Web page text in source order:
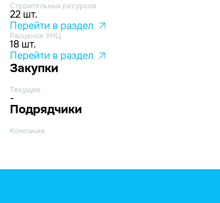
Строительных ресурсов
22 шт.
Перейти в раздел
Расценок УНЦ
18 шт.
Перейти в раздел
Закупки
Текущие
-
Подрядчики
Компания